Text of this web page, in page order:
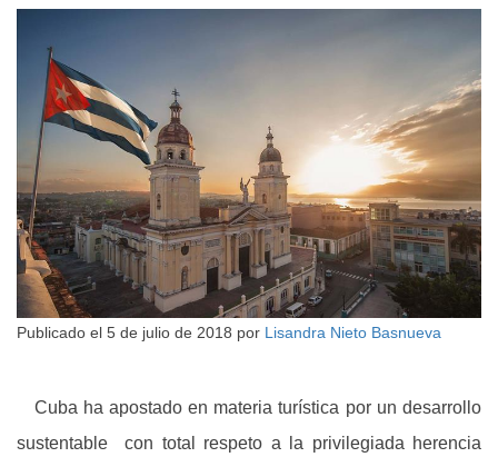
Publicado el 5 de julio de 2018 por Lisandra Nieto Basnueva
Cuba ha apostado en materia turística por un desarrollo
sustentable con total respeto a la privilegiada herencia